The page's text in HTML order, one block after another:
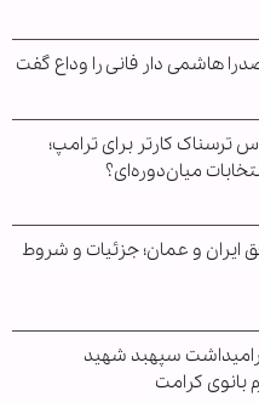
هاشمی دار فانی را وداع گفت
ترسناک کارتر برای ترامپ؛
میان‌دوره‌ای؟
ایران و عمان؛ جزئیات و شروط
سپهبد شهید
کرامت